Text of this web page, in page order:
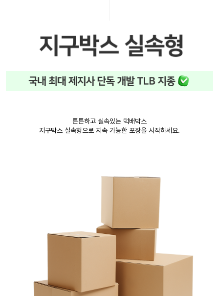
튼튼하고 실속있는 택배박스
지구박스 실속형으로 지속 가능한 포장을 시작하세요.